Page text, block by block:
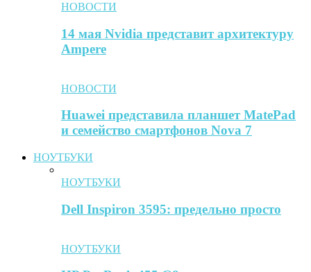
НОВОСТИ
14 мая Nvidia представит архитектуру
Ampere
НОВОСТИ
Huawei представила планшет MatePad
и семейство смартфонов Nova 7
НОУТБУКИ
НОУТБУКИ
Dell Inspiron 3595: предельно просто
НОУТБУКИ